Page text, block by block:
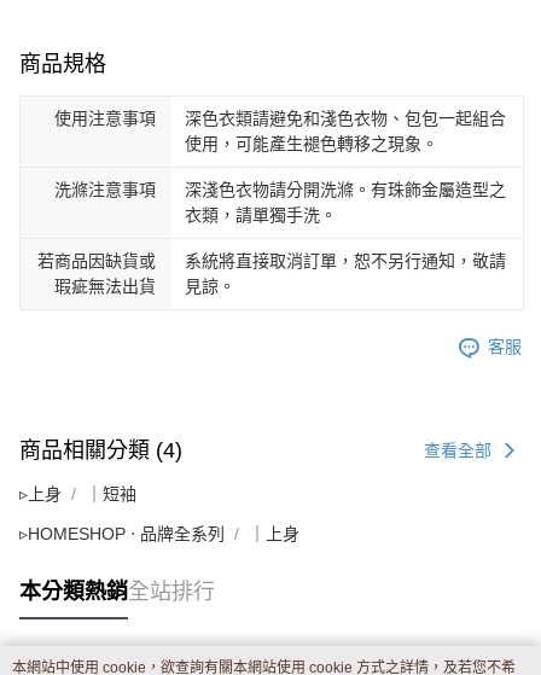
商品規格
使用注意事項
深色衣類請避免和淺色衣物、包包一起組合
使用，可能產生褪色轉移之現象。
洗滌注意事項
深淺色衣物請分開洗滌。有珠飾金屬造型之
衣類，請單獨手洗。
若商品因缺貨或
瑕疵無法出貨
系統將直接取消訂單，恕不另行通知，敬請
見諒。
客服
商品相關分類 (4) 查看全部
▹上身 ｜短袖
▹HOMESHOP ‧ 品牌全系列 ｜上身
本分類熱銷全站排行
本網站中使用 cookie，欲查詢有關本網站使用 cookie 方式之詳情，及若您不希